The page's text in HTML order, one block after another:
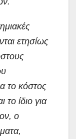
ετησίως
το κόστος
το ίδιο για
ο